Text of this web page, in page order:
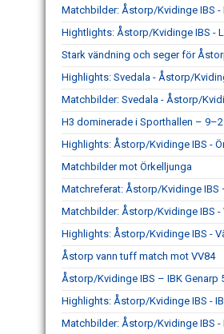
Matchbilder: Åstorp/Kvidinge IBS -
Hightlights: Åstorp/Kvidinge IBS -
Stark vändning och seger för
Highlights: Svedala - Åstorp/
Matchbilder: Svedala - Åstorp/
H3 dominerade i Sporthallen –
Highlights: Åstorp/Kvidinge IBS -
Matchbilder mot Örkelljunga
Matchreferat: Åstorp/Kvidinge IBS
Matchbilder: Åstorp/Kvidinge IBS -
Highlights: Åstorp/Kvidinge IBS -
Åstorp vann tuff match mot VV84
Åstorp/Kvidinge IBS – IBK Genarp
Highlights: Åstorp/Kvidinge IBS -
Matchbilder: Åstorp/Kvidinge IBS -